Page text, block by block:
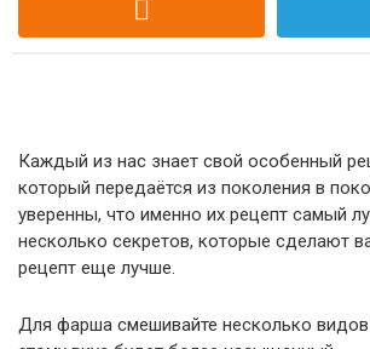
Каждый из нас знает свой особенный
который передаётся из поколения в
уверенны, что именно их рецепт самый
несколько секретов, которые сделают
рецепт еще лучше.
Для фарша смешивайте несколько видов